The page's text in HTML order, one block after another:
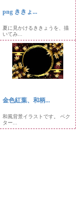
png ききょ...
夏に見かけるききょうを、描
いてみ...
金色紅葉、和柄...
和風背景イラストです。 ベク
ター...